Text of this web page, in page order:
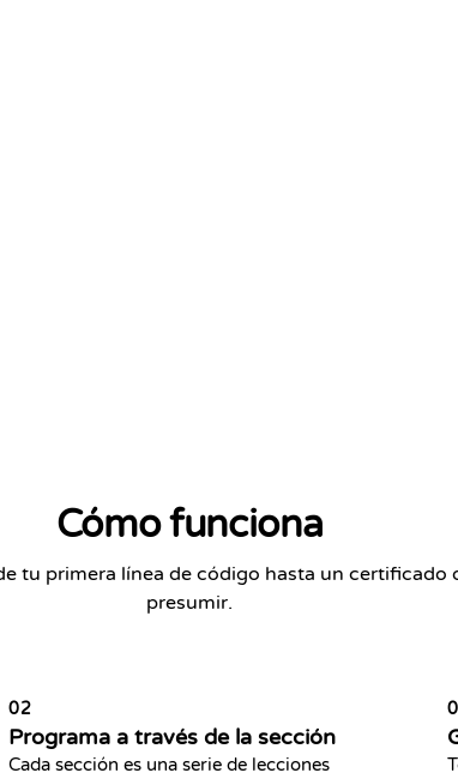
Cómo funciona
tu primera línea de código hasta un certificado
presumir.
02
Programa a través de la sección
Cada sección es una serie de lecciones